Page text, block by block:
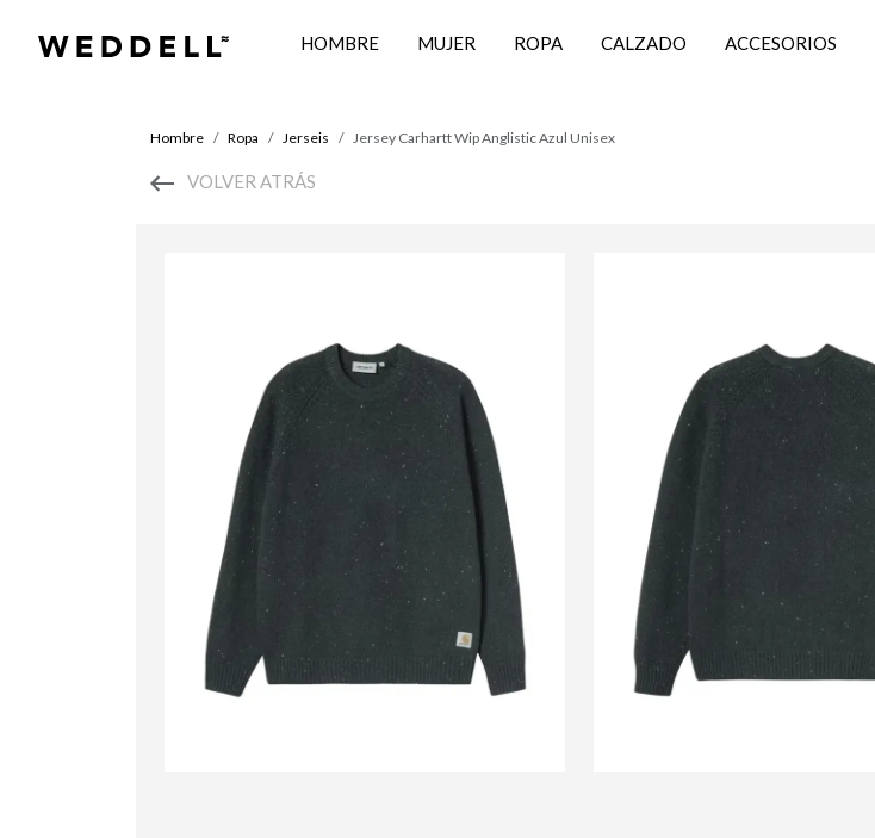
HOMBRE MUJER ROPA CALZADO ACCESORIOS
Hombre Ropa Jerseis Jersey Carhartt Wip Anglistic Azul Unisex
VOLVER ATRÁS